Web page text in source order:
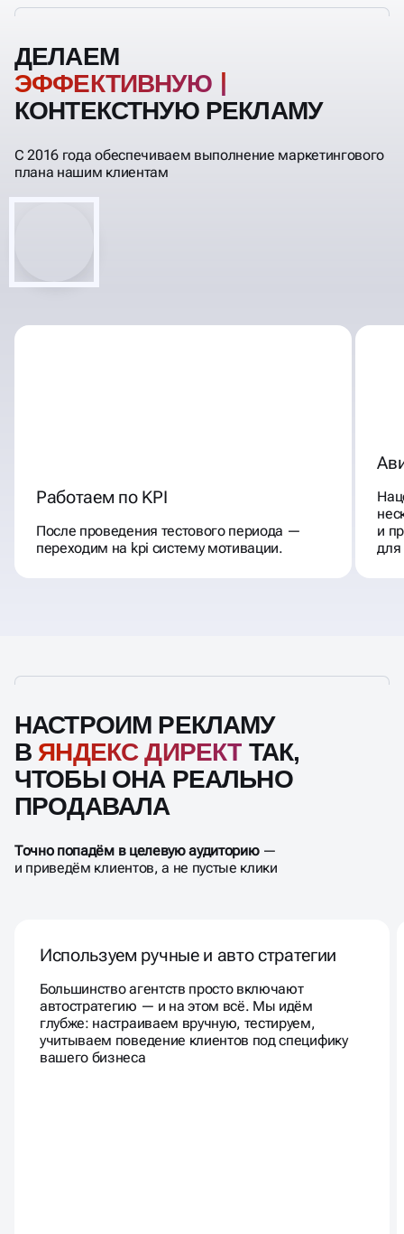
ДЕЛАЕМ
ЭФФЕКТ
КОНТЕКСТНУЮ РЕКЛАМУ
С 2016 года обеспечиваем выполнение маркетингового
плана нашим клиентам
Работаем по KPI
После проведения тестового периода —
переходим на kpi систему мотивации.
и
для
НАСТРОИМ РЕКЛАМУ
ВЯНДЕКС ДИРЕКТ ТАК,
ЧТОБЫ ОНА РЕАЛЬНО
ПРОДАВАЛА
Точно попадём в целевую аудиторию—
и приведём клиентов, а не пустые клики
Используем ручные и авто стратегии
Большинство агентств просто включают
автостратегию — и на этом всё. Мы идём
глубже: настраиваем вручную, тестируем,
учитываем поведение клиентов под специфику
вашего бизнеса